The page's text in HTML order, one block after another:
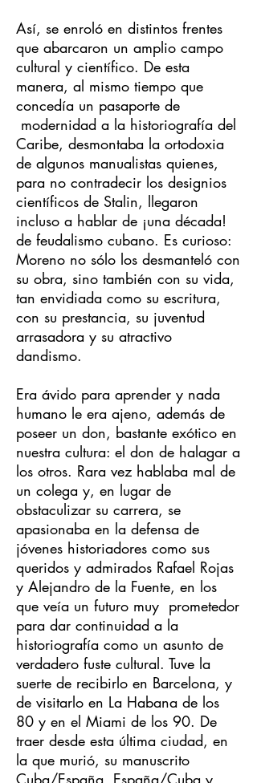
Así, se enroló en distintos frentes
que abarcaron un amplio campo
cultural y científico. De esta
manera, al mismo tiempo que
concedía un pasaporte de
modernidad a la historiografía del
Caribe, desmontaba la ortodoxia
de algunos manualistas quienes,
para no contradecir los designios
científicos de Stalin, llegaron
incluso a hablar de ¡una década!
de feudalismo cubano. Es curioso:
Moreno no sólo los desmanteló con
su obra, sino también con su vida,
tan envidiada como su escritura,
con su prestancia, su juventud
arrasadora y su atractivo
dandismo.
Era ávido para aprender y nada
humano le era ajeno, además de
poseer un don, bastante exótico en
nuestra cultura: el don de halagar a
los otros. Rara vez hablaba mal de
un colega y, en lugar de
obstaculizar su carrera, se
apasionaba en la defensa de
jóvenes historiadores como sus
queridos y admirados Rafael Rojas
y Alejandro de la Fuente, en los
que veía un futuro muy prometedor
para dar continuidad a la
historiografía como un asunto de
verdadero fuste cultural. Tuve la
suerte de recibirlo en Barcelona, y
de visitarlo en La Habana de los
80 y en el Miami de los 90. De
traer desde esta última ciudad, en
la que murió, su manuscrito
Cuba/España. España/Cuba y